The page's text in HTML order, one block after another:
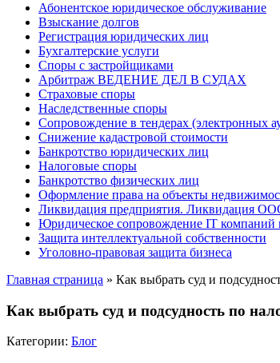
Абонентское юридическое обслуживание
Взыскание долгов
Регистрация юридических лиц
Бухгалтерские услуги
Споры с застройщиками
Арбитраж ВЕДЕНИЕ ДЕЛ В СУДАХ
Страховые споры
Наследственные споры
Сопровождение в тендерах (электронных
Снижение кадастровой стоимости
Банкротство юридических лиц
Налоговые споры
Банкротство физических лиц
Оформление права на объекты
Ликвидация предприятия. Ликвидация
Юридическое сопровождение IT компаний
Защита интеллектуальной собственности
Уголовно-правовая защита бизнеса
Главная страница » Как выбрать суд и
Как выбрать суд и подсудность по
Категории: Блог